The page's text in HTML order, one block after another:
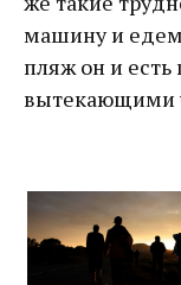
машину и
пляж он и
вытекающими